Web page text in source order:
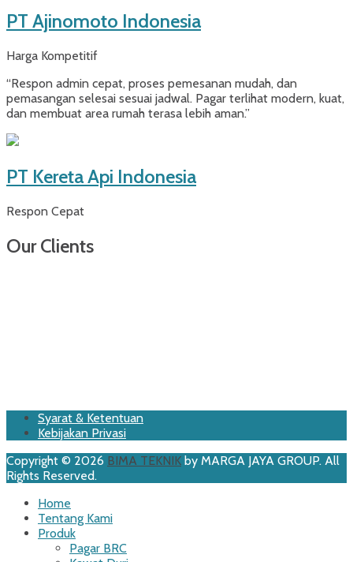
PT Ajinomoto Indonesia
Harga Kompetitif
“Respon admin cepat, proses pemesanan mudah, dan
pemasangan selesai sesuai jadwal. Pagar terlihat modern, kuat,
dan membuat area rumah terasa lebih aman.”
PT Kereta Api Indonesia
Respon Cepat
Our Clients
Footer
Menu
Skip
Syarat & Ketentuan
Kebijakan Privasi
Copyright © 2026 BIMA TEKNIK by MARGA JAYA GROUP. All
Rights Reserved.
Home
Tentang Kami
Produk
Pagar BRC